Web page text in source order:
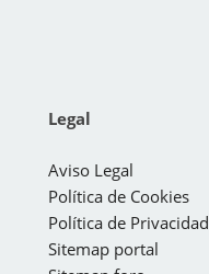
Legal
Aviso Legal
Política de Cookies
Política de Privacidad
Sitemap portal